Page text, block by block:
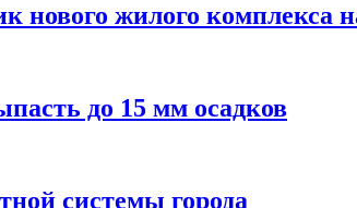
нового жилого комплекса
до 15 мм осадков
системы города